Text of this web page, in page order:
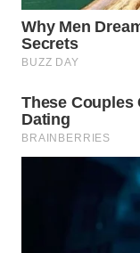
NEWS
SIDIKALANG
SIBARAGAS
NEWS